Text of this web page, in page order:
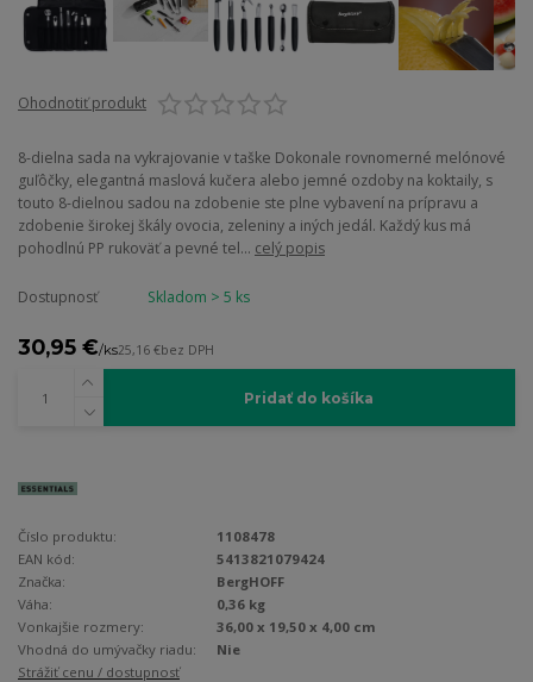
Ohodnotiť produkt
8-dielna sada na vykrajovanie v taške Dokonale rovnomerné melónové
guľôčky, elegantná maslová kučera alebo jemné ozdoby na koktaily, s
touto 8-dielnou sadou na zdobenie ste plne vybavení na prípravu a
zdobenie širokej škály ovocia, zeleniny a iných jedál. Každý kus má
pohodlnú PP rukoväť a pevné tel... celý popis
Dostupnosť Skladom > 5 ks
30,95 €/ks25,16 €bez DPH
Pridať do košíka
Číslo produktu:
1108478
EAN kód:
5413821079424
Značka:
BergHOFF
Váha:
0,36 kg
Vonkajšie rozmery:
36,00 x 19,50 x 4,00 cm
Vhodná do umývačky riadu:
Nie
Strážiť cenu / dostupnosť